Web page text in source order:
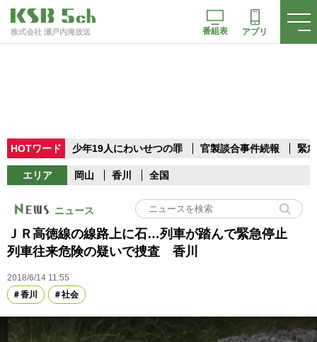
株式会社 瀬戸内海放送 番組表 アプリ
HOTワード 少年19人にわいせつの罪 官製談合事件続報 緊
エリア 岡山 香川 全国
ニュース
ＪＲ高徳線の線路上に石…列車が踏んで緊急停止
列車往来危険の疑いで捜査 香川
2018/6/14 11:55
香川
社会